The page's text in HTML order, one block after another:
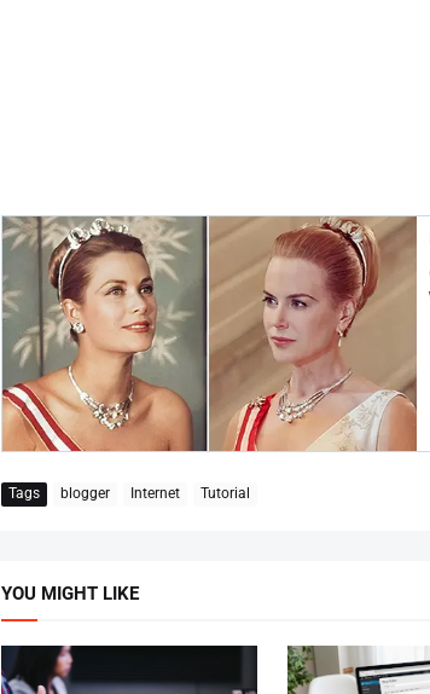
Tags blogger Internet Tutorial
YOU MIGHT LIKE